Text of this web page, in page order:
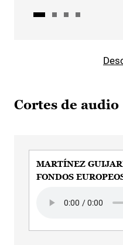
Cortes de audio
MARTÍNEZ
FONDOS